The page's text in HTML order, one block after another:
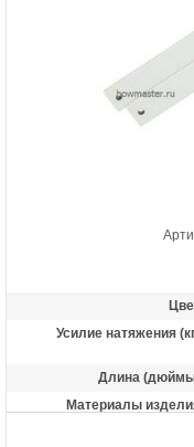
Усилие натяжения
Длина
Материалы